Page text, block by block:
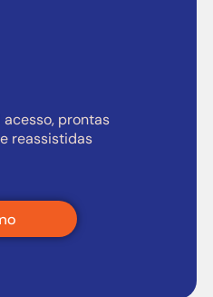
acesso, prontas
reassistidas